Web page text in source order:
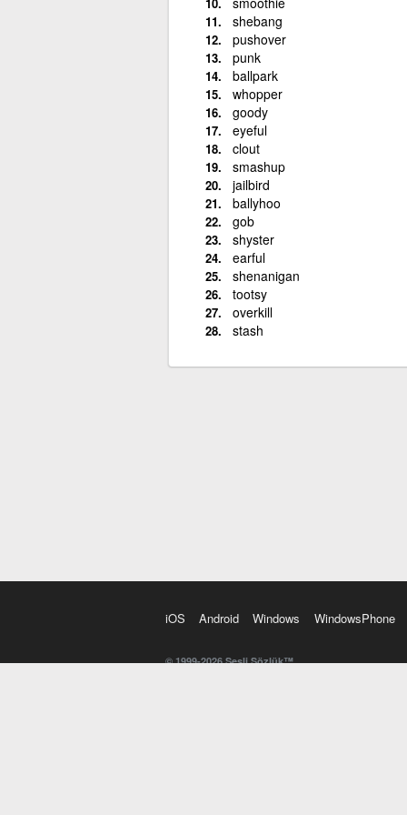
shebang
pushover
punk
ballpark
whopper
goody
eyeful
clout
smashup
jailbird
ballyhoo
gob
shyster
earful
shenanigan
tootsy
overkill
stash
iOS Android Windows WindowsPhone
© 1999-2026 Sesli Sözlük™